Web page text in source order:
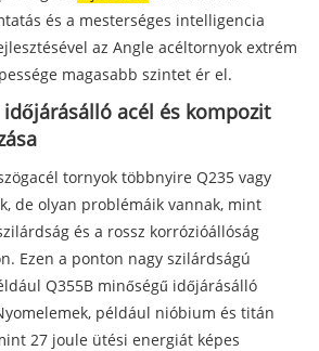
és a mesterséges intelligencia
az Angle acéltornyok extrém
magasabb szintet ér el.
acél és kompozit
tornyok többnyire Q235 vagy
de olyan problémáik vannak, mint
és a rossz korrózióállóság
Ezen a ponton nagy szilárdságú
Q355B minőségű időjárásálló
például nióbium és titán
27 joule ütési energiát képes